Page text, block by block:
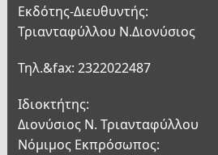
Εκδότης-Διευθυντής:
Τριανταφύλλου Ν.Διονύσιος
Τηλ.&fax: 2322022487
Ιδιοκτήτης:
Διονύσιος Ν. Τριανταφύλλου
Νόμιμος Εκπρόσωπος: